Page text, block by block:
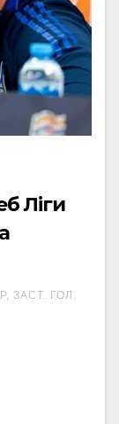
Ліги
ЗАСТ. ГОЛ.